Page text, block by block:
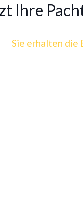
Ihre
Sie erhalten die